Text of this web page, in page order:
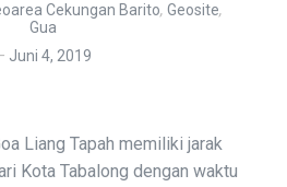
Cekungan Barito, Geosite,
Gua
Juni 4, 2019
Liang Tapah memiliki jarak
Kota Tabalong dengan waktu